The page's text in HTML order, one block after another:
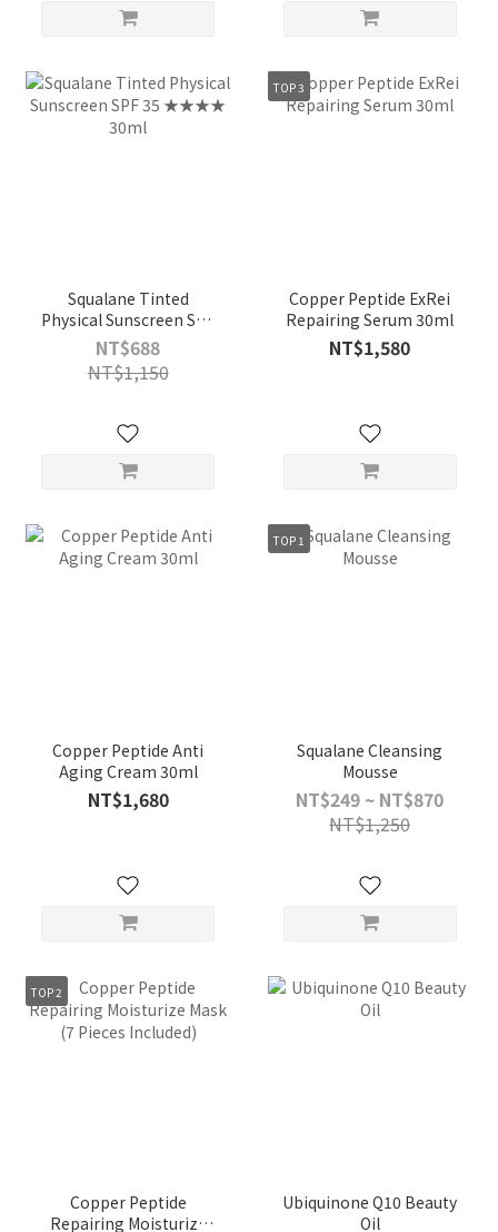
Squalane Tinted
Physical Sunscreen SPF
35 ★★★★ 30ml
NT$688
NT$1,150
TOP 3
Copper Peptide ExRei
Repairing Serum 30ml
NT$1,580
Copper Peptide Anti
Aging Cream 30ml
NT$1,680
TOP 1
Squalane Cleansing
Mousse
NT$249 ~ NT$870
NT$1,250
TOP 2
Copper Peptide
Repairing Moisturize
Ubiquinone Q10 Beauty
Oil